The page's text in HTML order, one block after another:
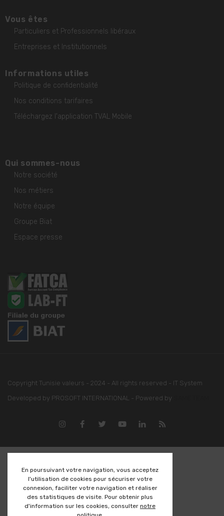
Vous êtes
Particuliers et Professionnels libéraux
Entreprises et Institutionnels
Informations utiles
Politique de confidentialité
Nos conditions tarifaires
Téléchargez l'application TVAL Mobile
Qui sommes-nous
Notre société
Nos métiers
Notre équipe
Groupe Biat
Espace presse
Copyright Tunisie valeurs - 2024 - All rights reserved - IT System
Developed by PROSOFT INTERNATIONAL - Powered by
En poursuivant votre navigation, vous acceptez
l'utilisation de cookies pour sécuriser votre
connexion, faciliter votre navigation et réaliser
des statistiques de visite. Pour obtenir plus
d'information sur les cookies, consulter notre